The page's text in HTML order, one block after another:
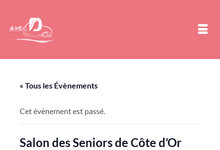
« Tous les Évènements
Cet évènement est passé.
Salon des Seniors de Côte d’Or